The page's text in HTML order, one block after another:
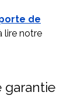
de
lire notre
garantie